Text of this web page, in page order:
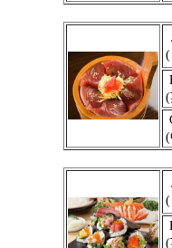
(
(
(
(
(